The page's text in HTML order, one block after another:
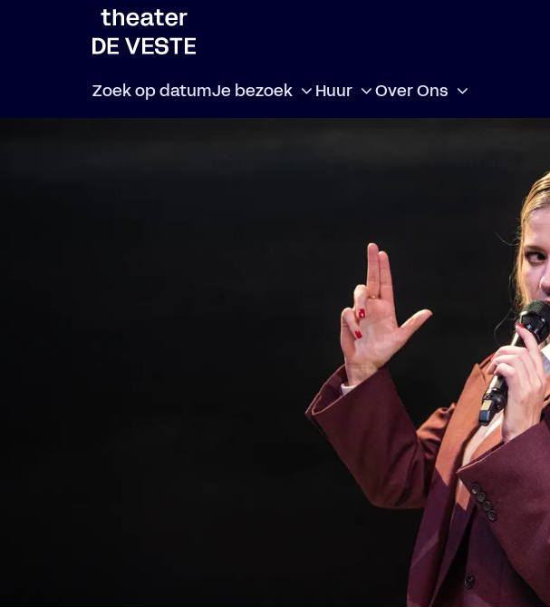
Zoek op datumJe bezoek Huur Over Ons